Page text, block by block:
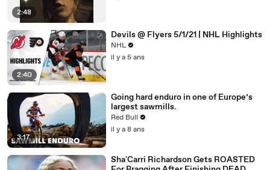
2:48
2:40
Devils @ Flyers 5/1/21 | NHL Highlights
NHL
il y a 5 ans
3:17
Going hard enduro in one of Europe’s
largest sawmills.
Red Bull
il y a 8 ans
Sha'Carri Richardson Gets ROASTED